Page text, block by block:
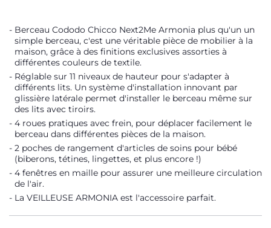
Berceau Cododo Chicco Next2Me Armonia plus qu'un un
simple berceau, c'est une véritable pièce de mobilier à la
maison, grâce à des finitions exclusives assorties à
différentes couleurs de textile.
Réglable sur 11 niveaux de hauteur pour s'adapter à
différents lits. Un système d'installation innovant par
glissière latérale permet d'installer le berceau même sur
des lits avec tiroirs.
4 roues pratiques avec frein, pour déplacer facilement le
berceau dans différentes pièces de la maison.
2 poches de rangement d'articles de soins pour bébé
(biberons, tétines, lingettes, et plus encore !)
4 fenêtres en maille pour assurer une meilleure circulation
de l'air.
La VEILLEUSE ARMONIA est l'accessoire parfait.